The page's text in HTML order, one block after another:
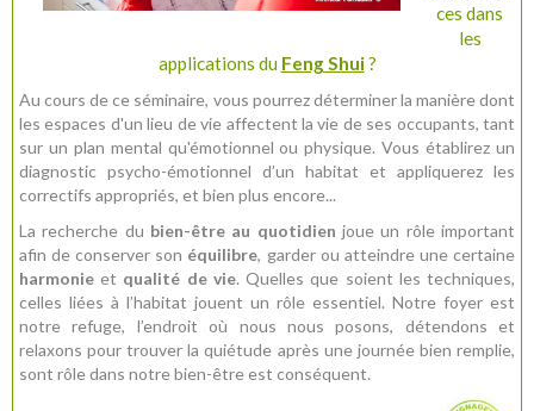
ces dans
les
applications du Feng Shui?
Au cours de ce séminaire, vous pourrez déterminer la manière dont
les espaces d'un lieu de vie affectent la vie de ses occupants, tant
sur un plan mental qu'émotionnel ou physique. Vous établirez un
diagnostic psycho-émotionnel d’un habitat et appliquerez les
correctifs appropriés, et bien plus encore...
La recherche du bien-être au quotidien joue un rôle important
afin de conserver son équilibre, garder ou atteindre une certaine
harmonie et qualité de vie. Quelles que soient les techniques,
celles liées à l’habitat jouent un rôle essentiel. Notre foyer est
notre refuge, l’endroit où nous nous posons, détendons et
relaxons pour trouver la quiétude après une journée bien remplie,
sont rôle dans notre bien-être est conséquent.